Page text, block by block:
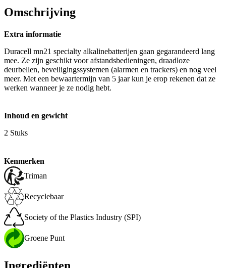
Omschrijving
Extra informatie
Duracell mn21 specialty alkalinebatterijen gaan gegarandeerd lang
mee. Ze zijn geschikt voor afstandsbedieningen, draadloze
deurbellen, beveiligingssystemen (alarmen en trackers) en nog veel
meer. Met een bewaartermijn van 5 jaar kun je erop rekenen dat ze
werken wanneer je ze nodig hebt.
Inhoud en gewicht
2 Stuks
Kenmerken
Triman
Recyclebaar
Society of the Plastics Industry (SPI)
Groene Punt
Ingrediënten